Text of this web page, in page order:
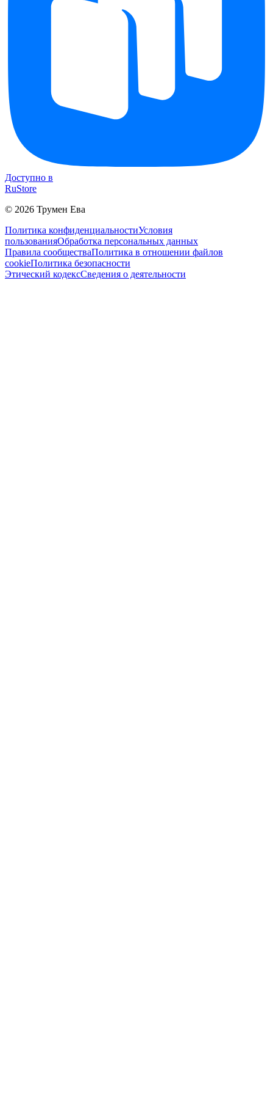
Доступно в
RuStore
© 2026 Трумен Ева
Политика конфиденциальностиУсловия
пользованияОбработка персональных данных
Правила сообществаПолитика в отношении файлов
cookieПолитика безопасности
Этический кодексСведения о деятельности